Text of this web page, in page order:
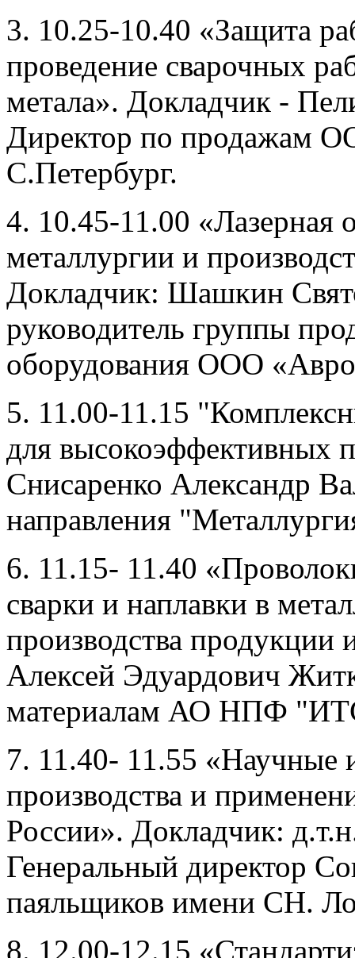
3. 10.25-10.40 «Защита
проведение сварочных
метала». Докладчик -
Директор по продажам
С.Петербург.
4. 10.45-11.00 «Лазерная
металлургии и
Докладчик: Шашкин
руководитель группы
оборудования ООО
5. 11.00-11.15
для высокоэффективных
Снисаренко Александр
направления
6. 11.15- 11.40
сварки и наплавки в
производства продукции
Алексей Эдуардович
материалам АО НПФ
7. 11.40- 11.55 «Научные
производства и
России». Докладчик:
Генеральный директор
паяльщиков имени СН.
8. 12.00-12.15